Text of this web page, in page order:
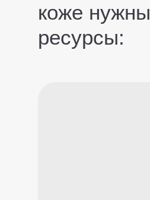
коже нужны
ресурсы: